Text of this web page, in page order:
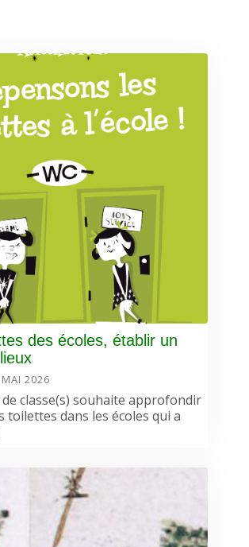
des écoles, établir un
MAI 2026
classe(s) souhaite approfondir
toilettes dans les écoles qui a